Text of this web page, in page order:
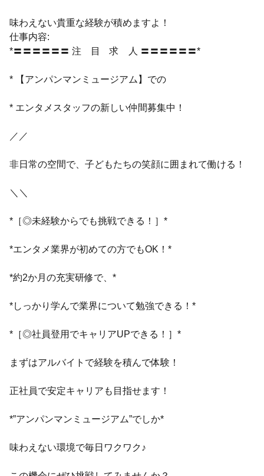
味わえない貴重な経験が積めますよ！
仕事内容:
*〓〓〓〓〓〓 注 目 求 人 〓〓〓〓〓〓*
* 【アンパンマンミュージアム】での
* エンタメスタッフの新しい仲間募集中！
／／
非日常の空間で、子どもたちの笑顔に囲まれて働ける！
＼＼
*［◎未経験からでも挑戦できる！］*
*エンタメ業界が初めての方でもOK！*
*約2か月の充実研修で、*
*しっかり学んで業界について勉強できる！*
*［◎社員登用でキャリアUPできる！］*
まずはアルバイトで経験を積んで体験！
正社員で安定キャリアも目指せます！
*”アンパンマンミュージアム”でしか*
味わえない環境で毎日ワクワク♪